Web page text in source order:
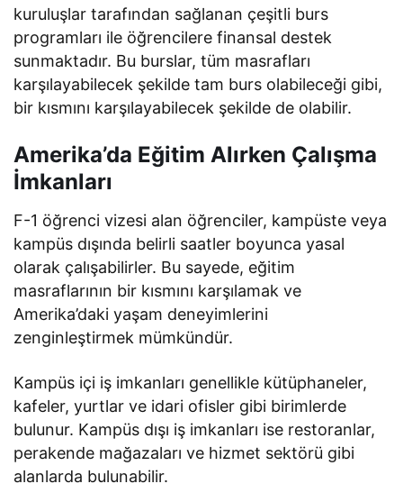
kuruluşlar tarafından sağlanan çeşitli burs
programları ile öğrencilere finansal destek
sunmaktadır. Bu burslar, tüm masrafları
karşılayabilecek şekilde tam burs olabileceği gibi,
bir kısmını karşılayabilecek şekilde de olabilir.
Amerika’da Eğitim Alırken Çalışma
İmkanları
F-1 öğrenci vizesi alan öğrenciler, kampüste veya
kampüs dışında belirli saatler boyunca yasal
olarak çalışabilirler. Bu sayede, eğitim
masraflarının bir kısmını karşılamak ve
Amerika’daki yaşam deneyimlerini
zenginleştirmek mümkündür.
Kampüs içi iş imkanları genellikle kütüphaneler,
kafeler, yurtlar ve idari ofisler gibi birimlerde
bulunur. Kampüs dışı iş imkanları ise restoranlar,
perakende mağazaları ve hizmet sektörü gibi
alanlarda bulunabilir.